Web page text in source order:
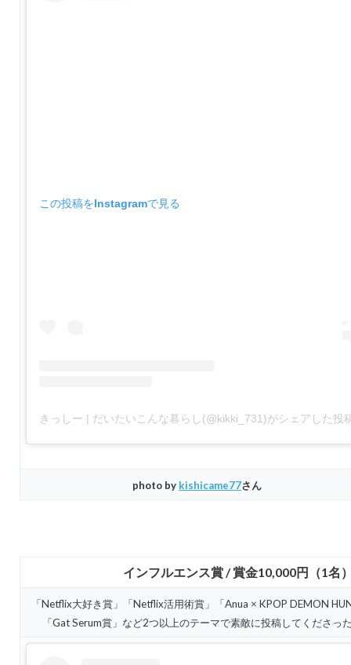
この投稿をInstagramで見る
きっしー | だいたいこんな暮らし(@kikki_731)がシェアした投
photo by kishicame77さん
インフルエンス賞 / 賞金10,000円（1名
「Netflix大好き賞」「Netflix活用術賞」「Anua × KPOP DEMON
「Gat Serum賞」など2つ以上のテーマで素敵に投稿してくださっ